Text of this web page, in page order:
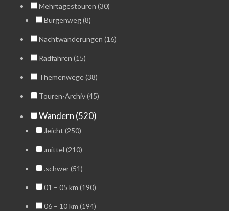
Mehrtagestouren (30)
Burgenweg (8)
Nachtwanderungen (16)
Radfahren (15)
Themenwege (38)
Touren-Archiv (45)
Wandern (520)
.leicht (250)
.mittel (210)
.schwer (51)
01 – 05 km (190)
06 – 10 km (194)